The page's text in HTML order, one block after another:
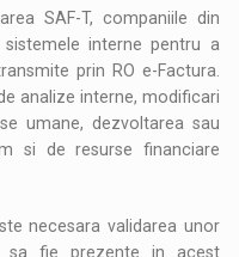
SAF-T, companiile din
interne pentru a
prin RO e-Factura.
analize interne, modificari
umane, dezvoltarea sau
si de resurse financiare
necesara validarea unor
sa fie prezente in acest